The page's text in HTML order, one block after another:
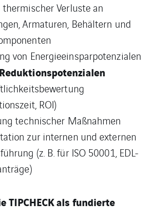
thermischer Verluste an
Armaturen, Behältern und
von Energieeinsparpotenzialen
ROI)
technischer Maßnahmen
zur internen und externen
(z. B. für ISO 50001, EDL-
TIPCHECK als fundierte